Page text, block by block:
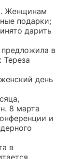
Женщинам
подарки;
дарить
в
Тереза
день
8 марта
и
в